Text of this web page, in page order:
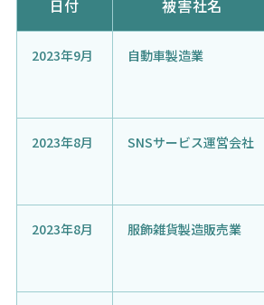
日付 被害社名
2023年9月 自動車製造業
2023年8月 SNSサービス運営会社
2023年8月 服飾雑貨製造販売業